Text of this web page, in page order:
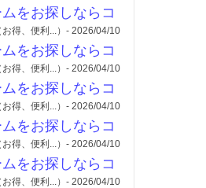
をお探しならコ
お得、便利...）- 2026/04/10
をお探しならコ
お得、便利...）- 2026/04/10
をお探しならコ
お得、便利...）- 2026/04/10
をお探しならコ
お得、便利...）- 2026/04/10
をお探しならコ
お得、便利...）- 2026/04/10